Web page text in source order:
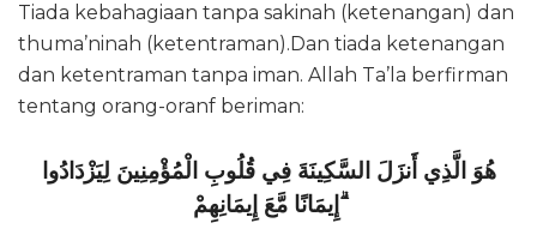
Tiada kebahagiaan tanpa sakinah (ketenangan) dan
thuma’ninah (ketentraman).Dan tiada ketenangan
dan ketentraman tanpa iman. Allah Ta’la berfirman
tentang orang-oranf beriman:
هُوَ الَّذِي أَنزَلَ السَّكِينَةَ فِي قُلُوبِ الْمُؤْمِنِينَ لِيَزْدَادُوا
إِيمَانًا مَّعَ إِيمَانِهِمْ ۗ